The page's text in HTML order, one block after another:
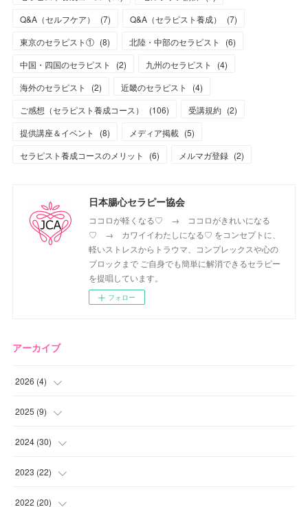
Q&A（セルフケア）
(7) Q&A（セラピスト養成） (7)
東京のセラピスト① (8) 北陸・中部のセラピスト (6)
中国・四国のセラピスト
(2) 九州のセラピスト (4)
海外のセラピスト
(2) 近畿のセラピスト (4)
ご感想（セラピスト養成コース）
(106) 受講規約 (2)
提供講座＆イベント
(8) メディア掲載 (5)
セラピスト養成コースのメリット
(6) メルマガ登録 (2)
日本腸心セラピー協会
ココロが軽くなる♡ → ココロがきれいになる
♡ → カワイイわたしになる♡ をコンセプトに、
軽いストレスからトラウマ、コンプレックスや心の
ブロックまで ご自身でも簡単に解消できるセラピー
を提唱しています。
フォロー
アーカイブ
2026 (4)
( )
(1
(1
2025 (9)
(2
(2
(1
2024 (30)
(4
(1
2023 (22)
(1
2022 (20)